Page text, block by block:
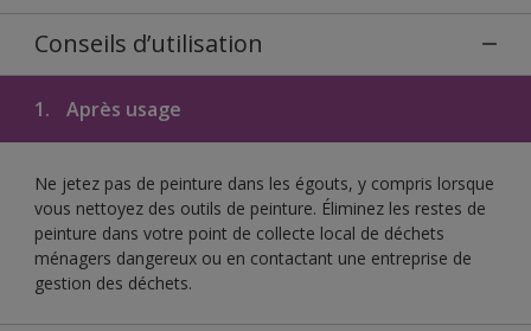
Conseils d’utilisation
1. Après usage
Ne jetez pas de peinture dans les égouts, y compris lorsque
vous nettoyez des outils de peinture. Éliminez les restes de
peinture dans votre point de collecte local de déchets
ménagers dangereux ou en contactant une entreprise de
gestion des déchets.